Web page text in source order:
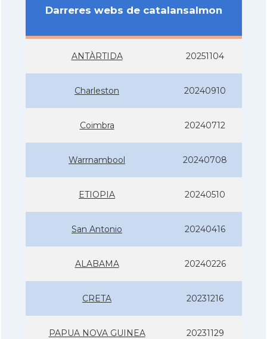
Darreres webs de catalansalmon
ANTÀRTIDA 20251104
Charleston 20240910
Coimbra 20240712
Warrnambool 20240708
ETIOPIA 20240510
San Antonio 20240416
ALABAMA 20240226
CRETA 20231216
PAPUA NOVA GUINEA 20231129